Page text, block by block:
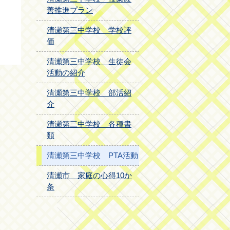
善推進プラン
清瀬第三中学校 学校評
価
清瀬第三中学校 生徒会
活動の紹介
清瀬第三中学校 部活紹
介
清瀬第三中学校 各種書
類
清瀬第三中学校 PTA活動
清瀬市 家庭の心得10か
条